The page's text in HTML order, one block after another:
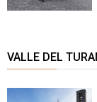
VALLE DEL